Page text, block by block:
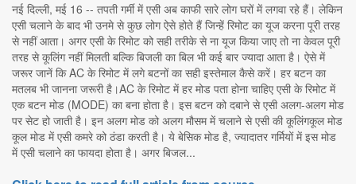
नई दिल्ली, मई 16 -- तपती गर्मी में एसी अब काफी सारे लोग घरों में लगवा रहे हैं। लेकिन
एसी चलाने के बाद भी उनमे से कुछ लोग ऐसे होते हैं जिन्हें रिमोट का यूज करना पूरी तरह
से नहीं आता। अगर एसी के रिमोट को सही तरीके से ना यूज किया जाए तो ना केवल पूरी
तरह से कूलिंग नहीं मिलती बल्कि बिजली का बिल भी कई बार ज्यादा आता है। ऐसे में
जरूर जानें कि AC के रिमोट में लगे बटनों का सही इस्तेमाल कैसे करें। हर बटन का
मतलब भी जानना जरूरी है।AC के रिमोट में हर मोड पता होना चाहिए एसी के रिमोट में
एक बटन मोड (MODE) का बना होता है। इस बटन को दबाने से एसी अलग-अलग मोड
पर सेट हो जाती है। इन अलग मोड को अलग मौसम में चलाने से एसी की कूलिंगकूल मोड
कूल मोड में एसी कमरे को ठंडा करती है। ये बेसिक मोड है, ज्यादातर गर्मियों में इस मोड
में एसी चलाने का फायदा होता है। अगर बिजल...